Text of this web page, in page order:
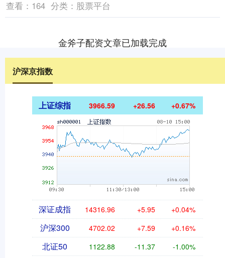
查看： 164 分类： 股票平台
金斧子配资文章已加载完成
沪深京指数
上证综指 3966.59 +26.56 +0.67%
深证成指 14316.96 +5.95 +0.04%
沪深300 4702.02 +7.59 +0.16%
北证50 1122.88 -11.37 -1.00%